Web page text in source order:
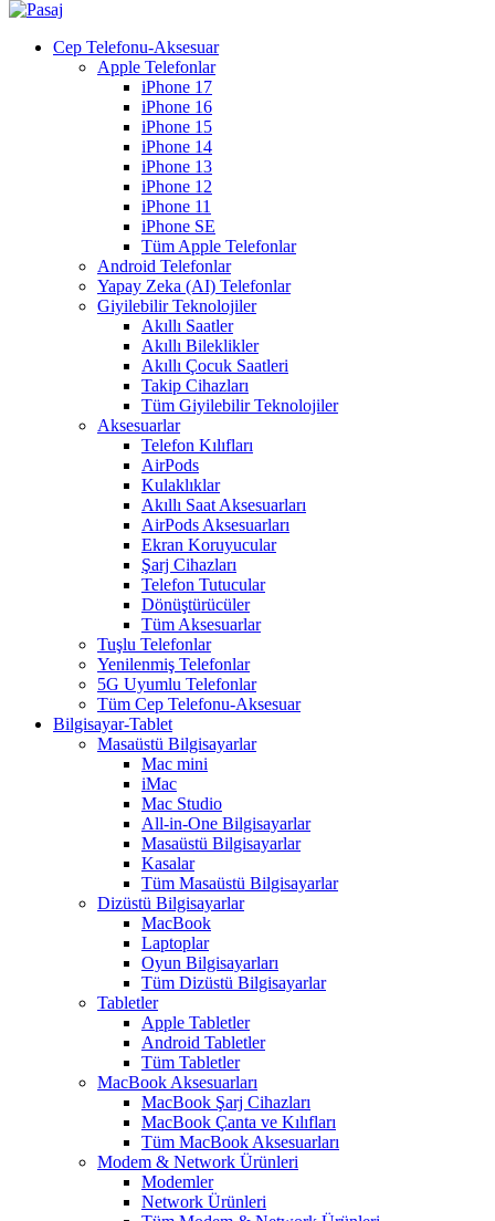
Cep Telefonu-Aksesuar
Apple Telefonlar
iPhone 17
iPhone 16
iPhone 15
iPhone 14
iPhone 13
iPhone 12
iPhone 11
iPhone SE
Tüm Apple Telefonlar
Android Telefonlar
Yapay Zeka (AI) Telefonlar
Giyilebilir Teknolojiler
Akıllı Saatler
Akıllı Bileklikler
Akıllı Çocuk Saatleri
Takip Cihazları
Tüm Giyilebilir Teknolojiler
Aksesuarlar
Telefon Kılıfları
AirPods
Kulaklıklar
Akıllı Saat Aksesuarları
AirPods Aksesuarları
Ekran Koruyucular
Şarj Cihazları
Telefon Tutucular
Dönüştürücüler
Tüm Aksesuarlar
Tuşlu Telefonlar
Yenilenmiş Telefonlar
5G Uyumlu Telefonlar
Tüm Cep Telefonu-Aksesuar
Bilgisayar-Tablet
Masaüstü Bilgisayarlar
Mac mini
iMac
Mac Studio
All-in-One Bilgisayarlar
Masaüstü Bilgisayarlar
Kasalar
Tüm Masaüstü Bilgisayarlar
Dizüstü Bilgisayarlar
MacBook
Laptoplar
Oyun Bilgisayarları
Tüm Dizüstü Bilgisayarlar
Tabletler
Apple Tabletler
Android Tabletler
Tüm Tabletler
MacBook Aksesuarları
MacBook Şarj Cihazları
MacBook Çanta ve Kılıfları
Tüm MacBook Aksesuarları
Modem & Network Ürünleri
Modemler
Network Ürünleri